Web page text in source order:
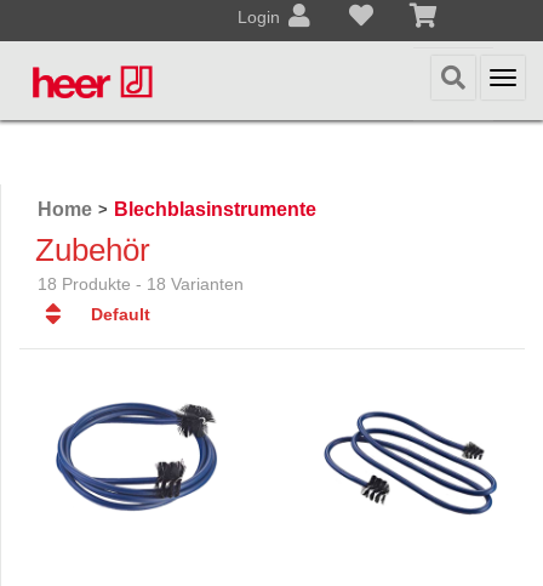
Login
Home > Blechblasinstrumente
Zubehör
18 Produkte - 18 Varianten
Default
Default
Datum
Name